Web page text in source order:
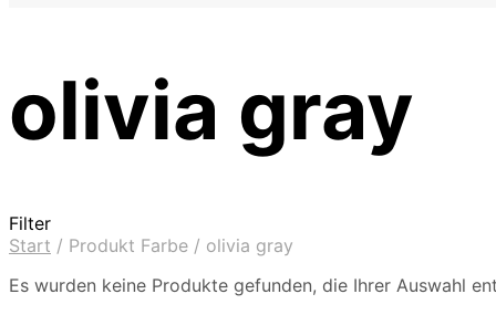
olivia gray
Filter
Start / Produkt Farbe / olivia gray
Es wurden keine Produkte gefunden, die Ihrer Auswahl